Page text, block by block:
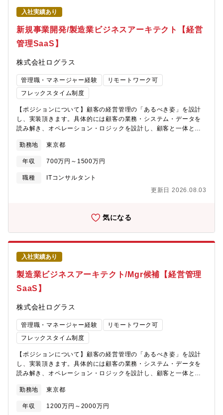
https://www.tanabeconsulting.co.jp/finance/service/listing-
support/・Stage-up Review（予備調査）
https://www.tanabeconsulting.co.jp/finance/service/stageup-
review/・J-Adviser／F-Adviser業務
https://www.tanabeconsulting.co.jp/finance/service/pro-
京プロマーケット市場のおけるJ-Adviser業務拡大のため、TPMに
上場を希望するIPO志向会社に対する企業営業に携わっていただき
ます。クライアントと対話を重ね、TOKYO PRO Market上場に向
けたJ-Adviser契約の獲得が主なミッションとなります。【仕事内
容】・社内やアライアンス先との連携を通じた上場見込み企業の
発掘・ダイレクトソーシングやセミナー開催を通じた上場見込み
企業の発掘・上場を検討する企業へのアポイント同行・ニーズヒ
アリング・J-QSやコンサルメンバーとの協働による、TOKYO
のIPOに係る業務・コンサルティング推進に向けた社内プロモーシ
ョン 等
入社実績あり
新規事業開発/製造業ビジネスアーキテクト【経営
管理SaaS】
株式会社ログラス
管理職・マネージャー経験
リモートワーク可
フレックスタイム制度
【ポジションについて】顧客の経営管理の「あるべき姿」を設計
し、実装頂きます。具体的には顧客の業務・システム・データを
読み解き、オペレーション・ロジックを設計し、顧客と一体とな
ズであり、あなたの仕事が直接プロダクトの方向性を決め、事業
の成長を左右します。初期メンバーとして顧客案件の最前線でア
ーキテクトとしての設計力を磨きながら、チームを率いるリーダ
ーへ、そしてゆくゆくは事業の成長を牽引する存在へとキャリア
客の経営データを「意思決定に使える形」へ再構築し、プロダク
顧客データの読み解きと構造化 ：顧客の基幹システムから出力さ
れる多種多様なデータを受領し、業務プロセスとの関係を整理。
顧客固有の業務ルールや暗黙知を言語化し、データの意味を構造
的に理解する■分析ロジックの設計・構築 ：現場の活動データを
収益性（P/L）へ翻訳するためのロジックを、顧客ごとに設計。パ
ッケージのパラメータ設定ではなく、「この顧客にとって何が正
しい計算か」をゼロから考え抜く■生成AIを活用した高速プロトタ
イピング ：LLMを活用し、従来は数ヶ月かかっていた分析基盤の
構築・検証サイクルを圧倒的なスピードで回す。AI×ドメイン知識
仮説検証・計算結果の突合 ：構築したロジックの出力を顧客の実
績データと突合し、乖離があれば仮説を立てて原因を追求。「な
ぜこの数字になるのか」を顧客と共に解き明かす■顧客との合意形
成・ユースケース開発 ：分析結果の妥当性を顧客の経営層・現場
双方と確認し、新たなユースケースの発見・言語化を通じてプロ
ダクトの活用範囲を拡張する■プロダクトへのフィードバック ：
顧客課題の解決過程で得た知見をPdM・エンジニアチームに還元
し、プロダクトの機能そのものを進化させる【魅力ポイント】■ロ
ものを設計する。あなたが設計したロジックがプロダクトの機能
になる■事業の成否に直接関わる ：新規事業の立ち上げフェーズ
勤務地 東京都
年収 700万円～1500万円
職種
ITコンサルタント
更新日 2026.08.03
気になる
入社実績あり
製造業ビジネスアーキテクト/Mgr候補【経営管理
SaaS】
株式会社ログラス
管理職・マネージャー経験
リモートワーク可
フレックスタイム制度
【ポジションについて】顧客の経営管理の「あるべき姿」を設計
し、実装頂きます。具体的には顧客の業務・システム・データを
読み解き、オペレーション・ロジックを設計し、顧客と一体とな
ズであり、あなたの仕事が直接プロダクトの方向性を決め、事業
の成長を左右します。初期メンバーとして顧客案件の最前線でア
ーキテクトとしての設計力を磨きながら、チームを率いるリーダ
勤務地 東京都
年収 1200万円～2000万円